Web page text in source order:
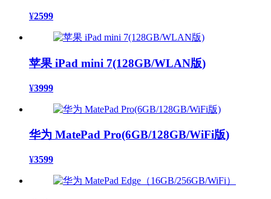
¥2599
苹果 iPad mini 7(128GB/WLAN版)
¥3999
华为 MatePad Pro(6GB/128GB/WiFi版)
¥3599